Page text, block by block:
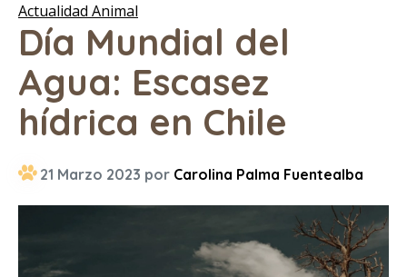
Actualidad Animal
Día Mundial del
Agua: Escasez
hídrica en Chile
21 Marzo 2023 por Carolina Palma Fuentealba